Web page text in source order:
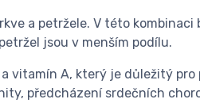
a petržele. V této kombinaci
jsou v menším podílu.
vitamín A, který je důležitý pro
předcházení srdečních